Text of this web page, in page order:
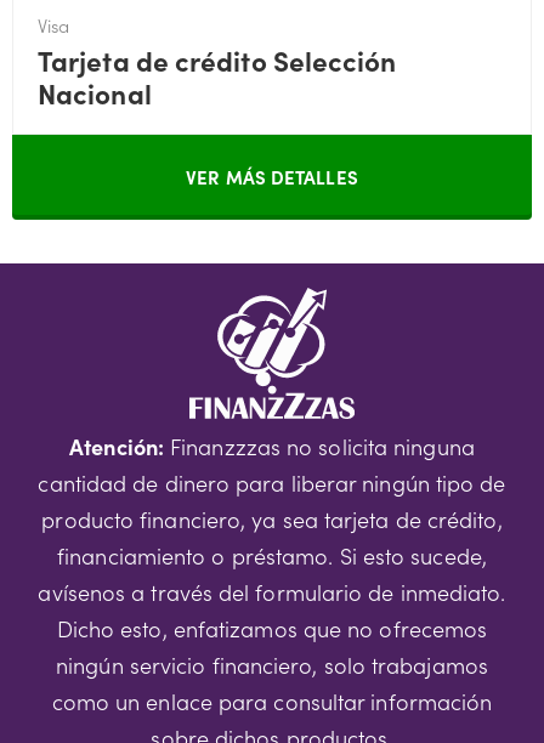
Visa
Tarjeta de crédito Selección
Nacional
VER MÁS DETALLES
Atención: Finanzzzas no solicita ninguna
cantidad de dinero para liberar ningún tipo de
producto financiero, ya sea tarjeta de crédito,
financiamiento o préstamo. Si esto sucede,
avísenos a través del formulario de inmediato.
Dicho esto, enfatizamos que no ofrecemos
ningún servicio financiero, solo trabajamos
como un enlace para consultar información